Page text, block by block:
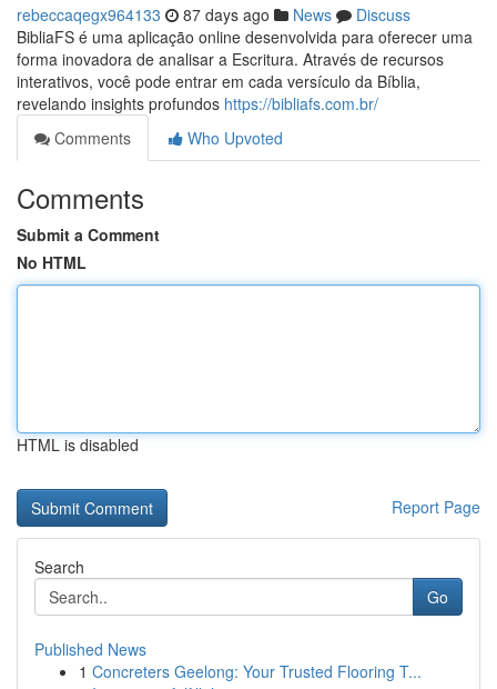
rebeccaqegx964133 87 days ago News
Discuss
BibliaFS é uma aplicação online desenvolvida para oferecer uma
forma inovadora de analisar a Escritura. Através de recursos
interativos, você pode entrar em cada versículo da Bíblia,
revelando insights profundos https://bibliafs.com.br/
Comments
Who Upvoted
Comments
Submit a Comment
No HTML
HTML is disabled
Report Page
Search
Go
Published News
1 Concreters Geelong: Your Trusted Flooring T...